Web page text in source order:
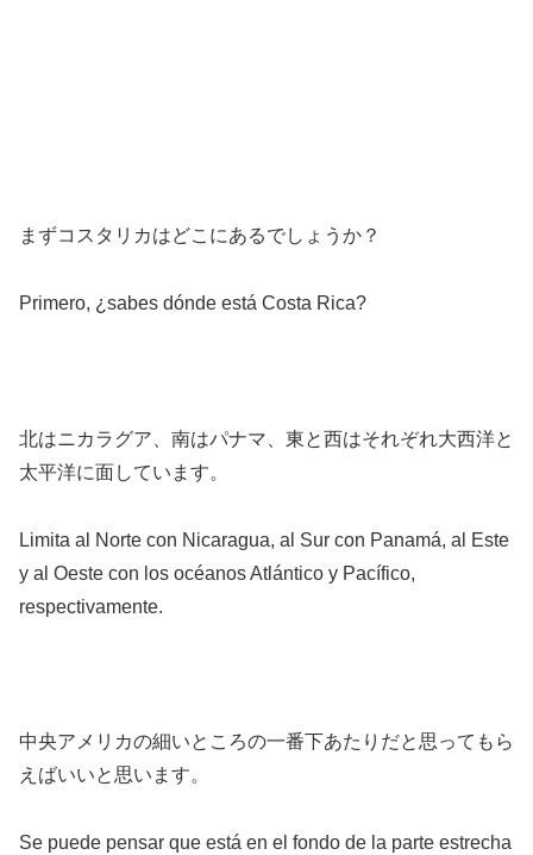
まずコスタリカはどこにあるでしょうか？
Primero, ¿sabes dónde está Costa Rica?
北はニカラグア、南はパナマ、東と西はそれぞれ大西洋と
太平洋に面しています。
Limita al Norte con Nicaragua, al Sur con Panamá, al Este
y al Oeste con los océanos Atlántico y Pacífico,
respectivamente.
中央アメリカの細いところの一番下あたりだと思ってもら
えばいいと思います。
Se puede pensar que está en el fondo de la parte estrecha